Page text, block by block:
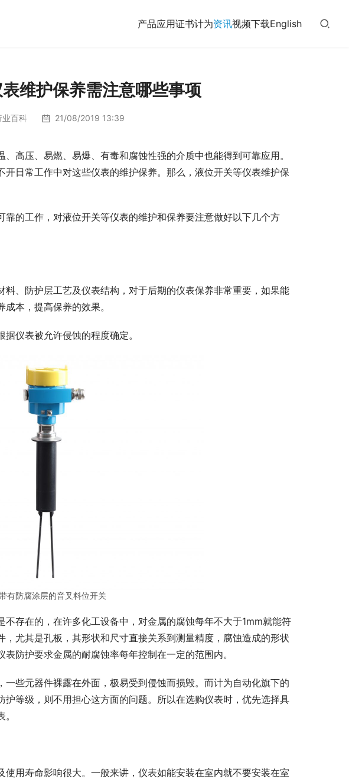
产品应用证书计为资讯视频下载English
维护保养需注意哪些事项
业百科 21/08/2019 13:39
高压、易燃、易爆、有毒和腐蚀性强的介质中也能得到可靠应用。
日常工作中对这些仪表的维护保养。那么，液位开关等仪表维护保
的工作，对液位开关等仪表的维护和保养要注意做好以下几个方
、防护层工艺及仪表结构，对于后期的仪表保养非常重要，如果能
本，提高保养的效果。
仪表被允许侵蚀的程度确定。
有防腐涂层的音叉料位开关
存在的，在许多化工设备中，对金属的腐蚀每年不大于1mm就能符
尤其是孔板，其形状和尺寸直接关系到测量精度，腐蚀造成的形状
防护要求金属的耐腐蚀率每年控制在一定的范围内。
些元器件裸露在外面，极易受到侵蚀而损毁。而计为自动化旗下的
等级，则不用担心这方面的问题。所以在选购仪表时，优先选择具
用寿命影响很大。一般来讲，仪表如能安装在室内就不要安装在室